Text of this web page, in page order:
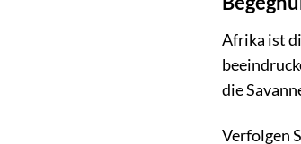
Afrika ist
die
Verfolgen